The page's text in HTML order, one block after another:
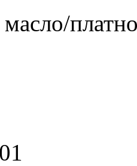
масло/